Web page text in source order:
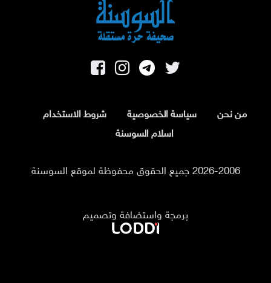
من نحن سياسة الخصوصية
شروط الاستخدام
اسلام السوسنة
2026-2006 جميع الحقوق محفوظة لموقع السوسنة
برمجة واستضافة وتصميم